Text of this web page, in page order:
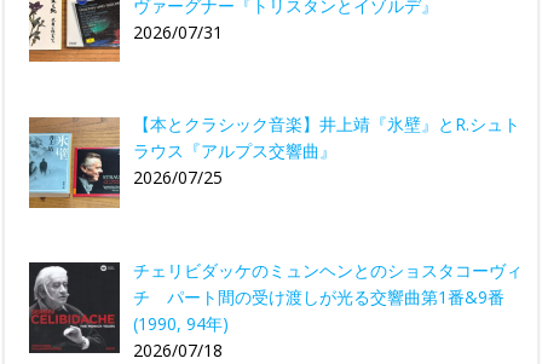
ヴァーグナー『トリスタンとイゾルデ』
2026/07/31
【本とクラシック音楽】井上靖『氷壁』とR.シュト
ラウス『アルプス交響曲』
2026/07/25
チェリビダッケのミュンヘンとのショスタコーヴィ
チ パート間の受け渡しが光る交響曲第1番&9番
(1990, 94年)
2026/07/18